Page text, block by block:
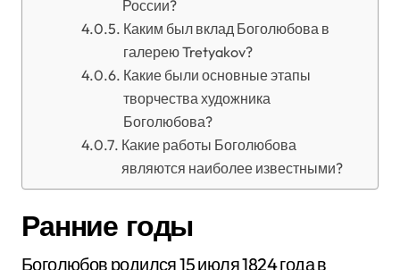
России?
Каким был вклад Боголюбова в
галерею Tretyakov?
Какие были основные этапы
творчества художника
Боголюбова?
Какие работы Боголюбова
являются наиболее известными?
Ранние годы
Боголюбов родился 15 июля 1824 года в